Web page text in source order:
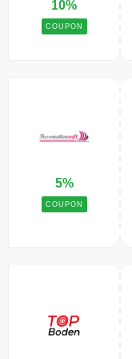
10%
COUPON
5%
COUPON